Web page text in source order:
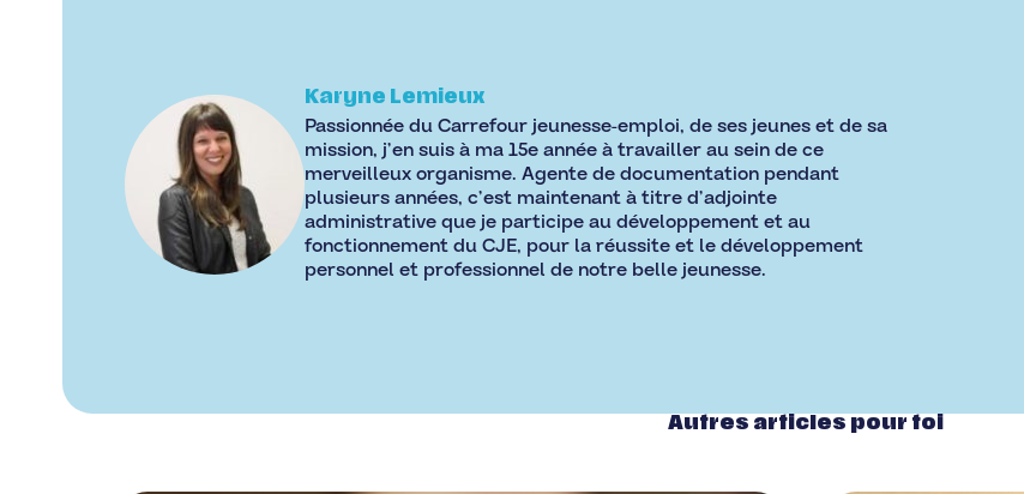
Karyne Lemieux
Passionnée du Carrefour jeunesse-emploi, de ses jeunes et de sa
mission, j’en suis à ma 15e année à travailler au sein de ce
merveilleux organisme. Agente de documentation pendant
plusieurs années, c’est maintenant à titre d’adjointe
administrative que je participe au développement et au
fonctionnement du CJE, pour la réussite et le développement
personnel et professionnel de notre belle jeunesse.
Autres articles pour toi